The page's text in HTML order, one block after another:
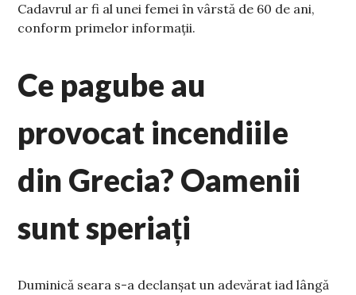
Cadavrul ar fi al unei femei în vârstă de 60 de ani,
conform primelor informații.
Ce pagube au
provocat incendiile
din Grecia? Oamenii
sunt speriați
Duminică seara s-a declanșat un adevărat iad lângă